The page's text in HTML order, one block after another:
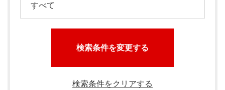
すべて
検索条件を変更する
検索条件をクリアする